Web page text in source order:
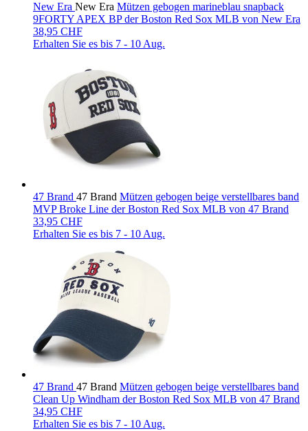
New Era New Era Mützen gebogen marineblau snapback
9FORTY APEX BP der Boston Red Sox MLB von New Era
38,95 CHF
Erhalten Sie es bis 7 - 10 Aug.
47 Brand 47 Brand Mützen gebogen beige verstellbares band
MVP Broke Line der Boston Red Sox MLB von 47 Brand
33,95 CHF
Erhalten Sie es bis 7 - 10 Aug.
47 Brand 47 Brand Mützen gebogen beige verstellbares band
Clean Up Windham der Boston Red Sox MLB von 47 Brand
34,95 CHF
Erhalten Sie es bis 7 - 10 Aug.